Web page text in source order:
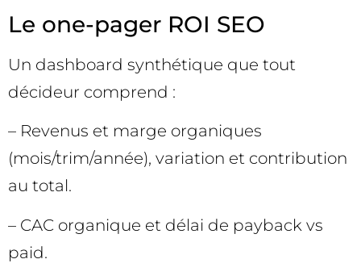
Le one-pager ROI SEO
Un dashboard synthétique que tout
décideur comprend :
– Revenus et marge organiques
(mois/trim/année), variation et contribution
au total.
– CAC organique et délai de payback vs
paid.